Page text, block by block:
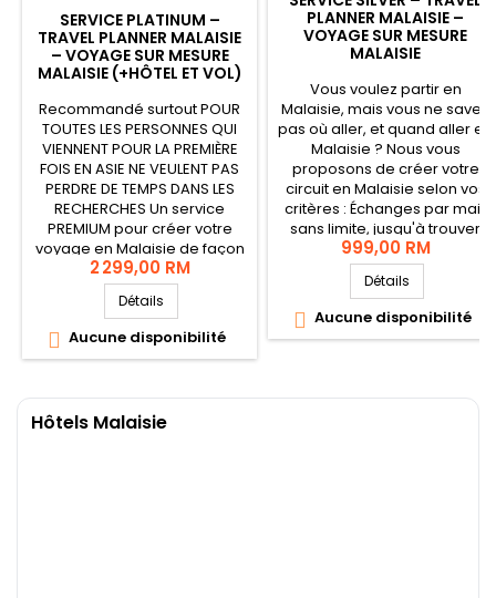
SERVICE PLATINUM –
TRAVEL PLANNER MALAISIE
– VOYAGE SUR MESURE
MALAISIE (+HÔTEL ET VOL)
Recommandé surtout POUR
TOUTES LES PERSONNES QUI
VIENNENT POUR LA PREMIÈRE
FOIS EN ASIE NE VEULENT PAS
PERDRE DE TEMPS DANS LES
RECHERCHES Un service
PREMIUM pour créer votre
voyage en Malaisie de façon
personnalisée. Le service
comprend : Les échanges
privés par Whatsapp
(appels, messages) et e-
mails, sans limite, jusqu'à
trouver votre...
2 299,00 RM
Détails
 Aucune disponibilité
PLANNER MALAISIE –
VOYAGE SUR MESURE
MALAISIE
Vous voulez partir en
Malaisie, mais vous ne savez
pas où aller, et quand aller en
Malaisie ? Nous vous
proposons de créer votre
circuit en Malaisie selon vos
critères : Échanges par mail,
sans limite, jusqu'à trouver
votre circuit. Vidéo
récapitulative du circuit
choisi. Nous resterons
joignables par mail, à tout
moment, avant votre séjour.
999,00 RM
Détails
 Aucune disponibilité
Hôtels Malaisie